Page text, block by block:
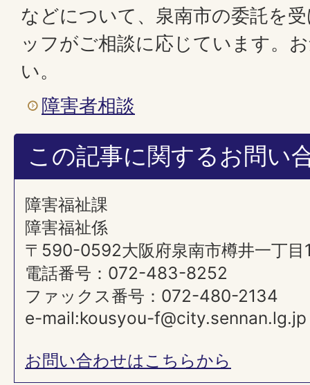
などについて、泉南市の委託を
ッフがご相談に応じています。
い。
障害者相談
この記事に関するお問い
障害福祉課
障害福祉係
〒590-0592大阪府泉南市樽井一丁目
電話番号：072-483-8252
ファックス番号：072-480-2134
e-mail:kousyou-f@city.sennan.lg.jp
お問い合わせはこちらから